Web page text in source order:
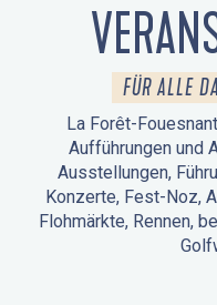
FÜR ALLE
La Forêt-
Aufführungen und
Ausstellungen,
Konzerte, Fest-Noz,
Flohmärkte, Rennen,